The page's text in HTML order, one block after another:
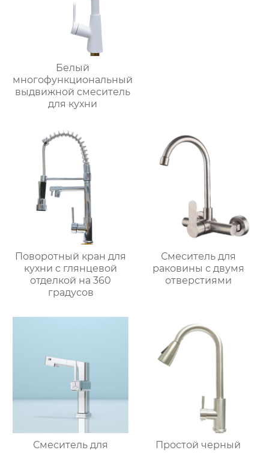
Белый
многофункциональный
выдвижной смеситель
для кухни
Поворотный кран для
кухни с глянцевой
отделкой на 360
градусов
Смеситель для
раковины с двумя
отверстиями
Смеситель для
Простой черный